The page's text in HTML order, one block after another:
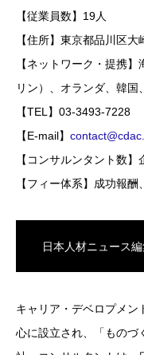
【従業員数】19人
【住所】東京都品川区大
【ネットワーク・提携
リン）、オランダ、韓国
【TEL】03-3493-7228
【E-mail】
【コンサルンタント数
【フィー体系】成功報酬
日本人材ニュース
キャリア・デベロプメン
心に設立され、「ものづ